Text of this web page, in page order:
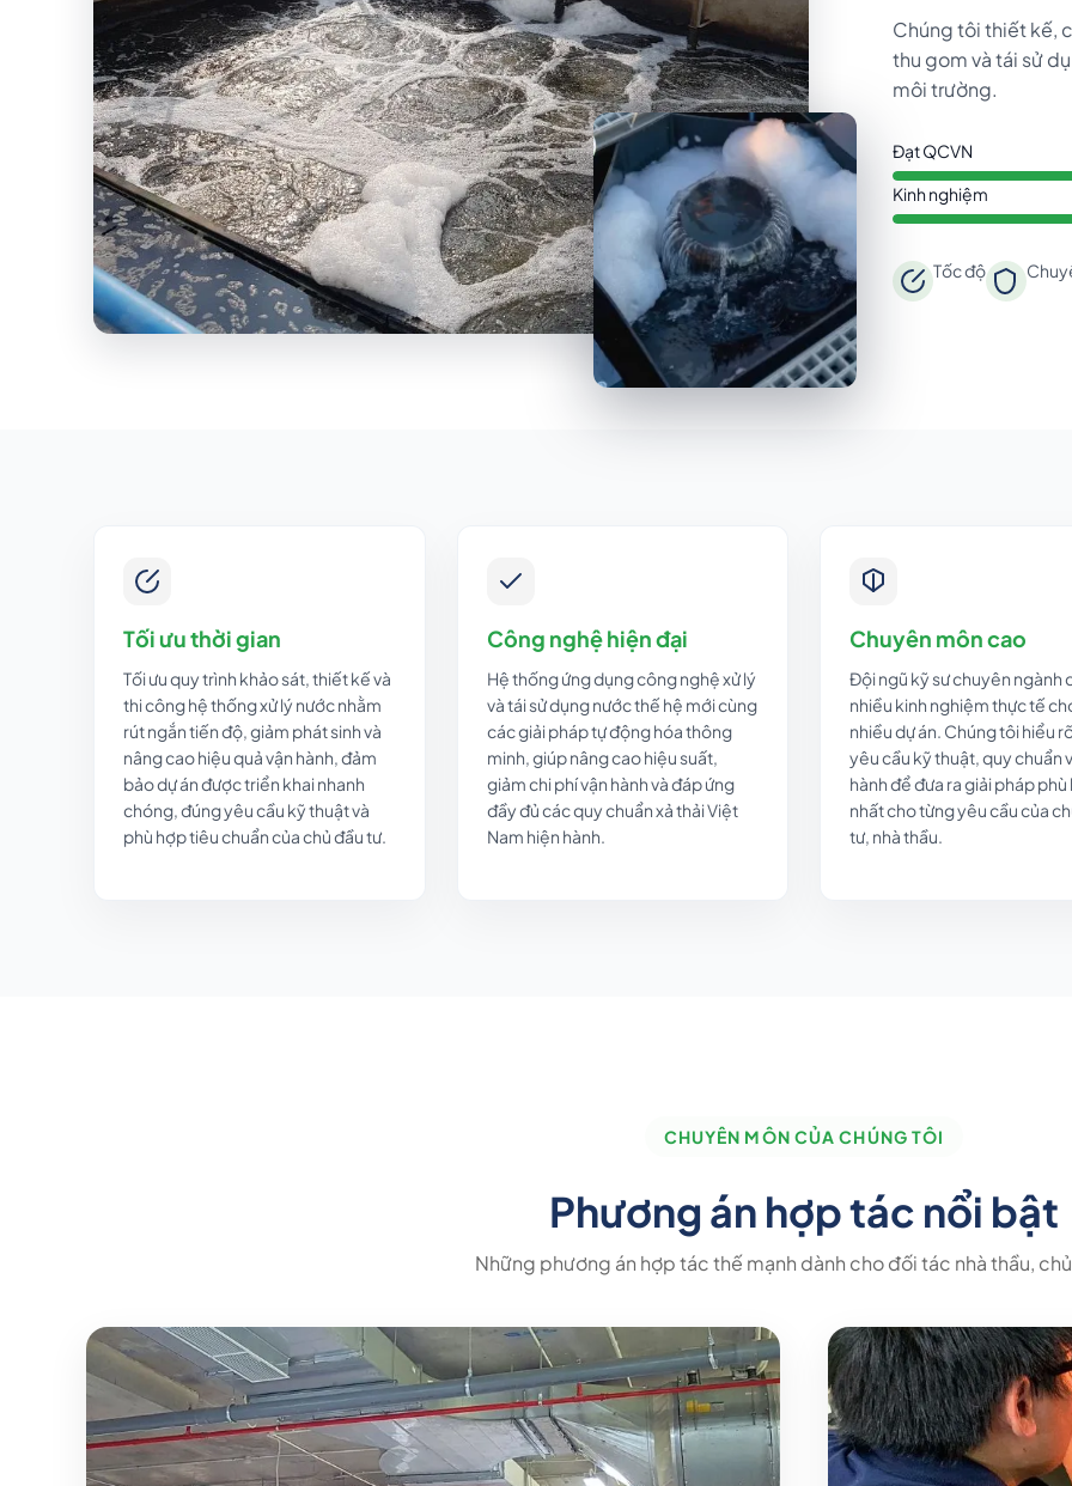
Chúng tôi thiết kế,
thu gom và tái sử
môi trường.
Đạt QCVN
Kinh nghiệm
Tốc độ
Tối ưu thời gian
Tối ưu quy trình khảo sát, thiết kế và
thi công hệ thống xử lý nước nhằm
rút ngắn tiến độ, giảm phát sinh và
nâng cao hiệu quả vận hành, đảm
bảo dự án được triển khai nhanh
chóng, đúng yêu cầu kỹ thuật và
phù hợp tiêu chuẩn của chủ đầu tư.
Công nghệ hiện đại
Hệ thống ứng dụng công nghệ xử lý
và tái sử dụng nước thế hệ mới cùng
các giải pháp tự động hóa thông
minh, giúp nâng cao hiệu suất,
giảm chi phí vận hành và đáp ứng
đầy đủ các quy chuẩn xả thải Việt
Nam hiện hành.
Chuyên môn cao
Đội ngũ kỹ sư chuyên ngành
nhiều kinh nghiệm thực tế
nhiều dự án. Chúng tôi hiểu
yêu cầu kỹ thuật, quy chuẩn
hành để đưa ra giải pháp
nhất cho từng yêu cầu của
tư, nhà thầu.
CHUYÊN MÔN CỦA CHÚNG TÔI
Phương án hợp tác nổi bật
Những phương án hợp tác thế mạnh dành cho đối tác nhà thầu,